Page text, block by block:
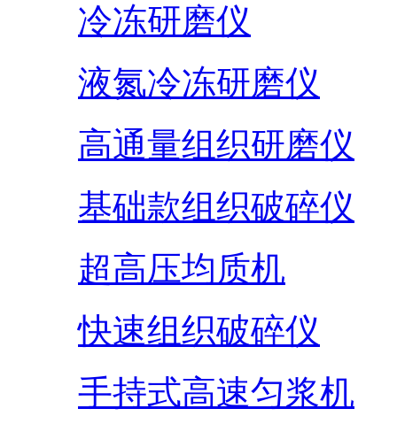
冷冻研磨仪
液氮冷冻研磨仪
高通量组织研磨仪
基础款组织破碎仪
超高压均质机
快速组织破碎仪
手持式高速匀浆机